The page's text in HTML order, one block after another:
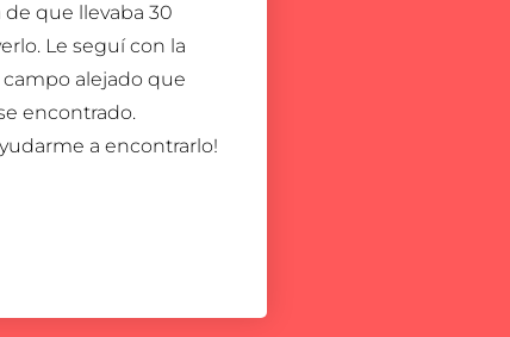
que llevaba 30
Le seguí con la
alejado que
encontrado.
a encontrarlo!